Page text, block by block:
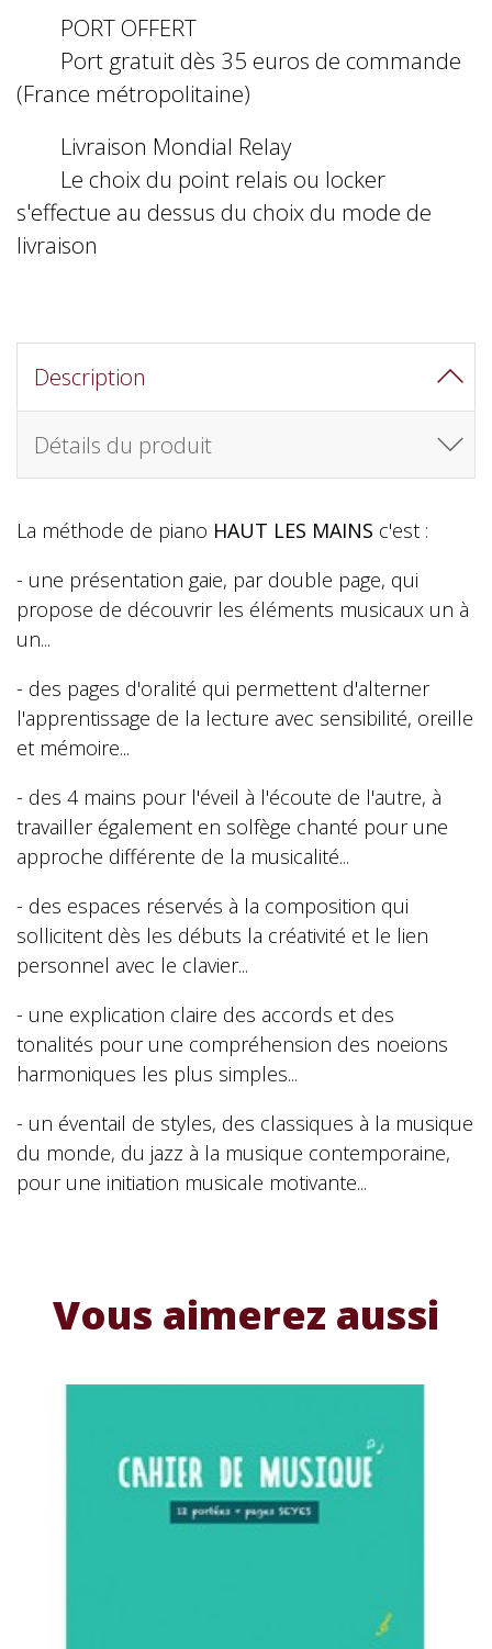
PORT OFFERT
Port gratuit dès 35 euros de commande
(France métropolitaine)
Livraison Mondial Relay
Le choix du point relais ou locker
s'effectue au dessus du choix du mode de
livraison
Description
Détails du produit
La méthode de piano HAUT LES MAINS c'est :
- une présentation gaie, par double page, qui
propose de découvrir les éléments musicaux un à
un...
- des pages d'oralité qui permettent d'alterner
l'apprentissage de la lecture avec sensibilité, oreille
et mémoire...
- des 4 mains pour l'éveil à l'écoute de l'autre, à
travailler également en solfège chanté pour une
approche différente de la musicalité...
- des espaces réservés à la composition qui
sollicitent dès les débuts la créativité et le lien
personnel avec le clavier...
- une explication claire des accords et des
tonalités pour une compréhension des noeions
harmoniques les plus simples...
- un éventail de styles, des classiques à la musique
du monde, du jazz à la musique contemporaine,
pour une initiation musicale motivante...
Vous aimerez aussi